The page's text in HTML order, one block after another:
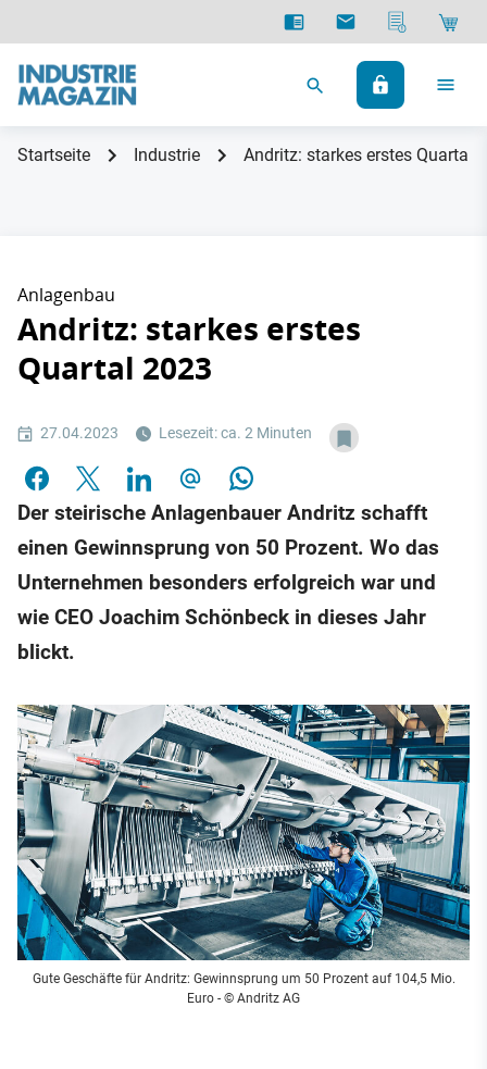
Startseite Industrie Andritz: starkes erstes Quartal
Anlagenbau
Andritz: starkes erstes
Quartal 2023
27.04.2023 Lesezeit: ca. 2 Minuten
Der steirische Anlagenbauer Andritz schafft
einen Gewinnsprung von 50 Prozent. Wo das
Unternehmen besonders erfolgreich war und
wie CEO Joachim Schönbeck in dieses Jahr
blickt.
Gute Geschäfte für Andritz: Gewinnsprung um 50 Prozent auf 104,5 Mio.
Euro - © Andritz AG